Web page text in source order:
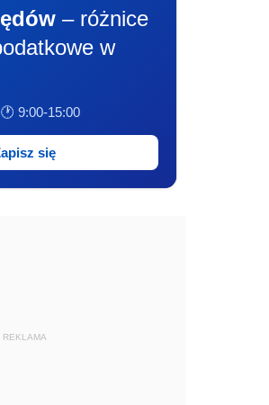
– różnice
w
🕐 9:00-15:00
się
REKLAMA